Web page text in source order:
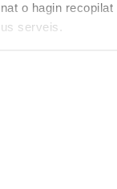
o hagin recopilat
serveis.
a la 38ª Cursa